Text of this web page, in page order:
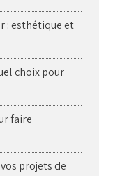
: esthétique et
choix pour
faire
projets de